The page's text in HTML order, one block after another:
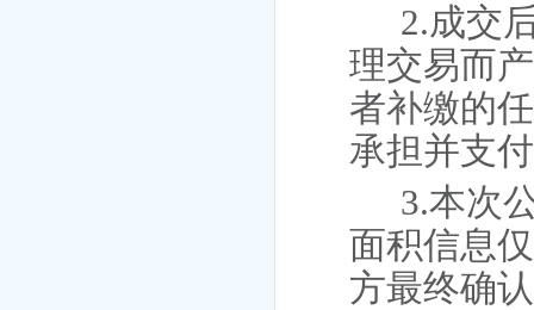
2.成交
理交易而
者补缴的
承担并支
3.本次
面积信息
方最终确